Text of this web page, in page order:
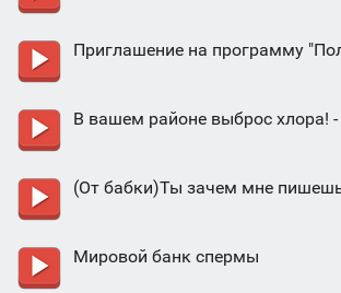
Приглашение на программу
В вашем районе выброс хлора!
(От бабки)Ты зачем мне
Мировой банк спермы